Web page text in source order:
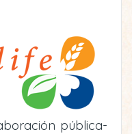
pública-